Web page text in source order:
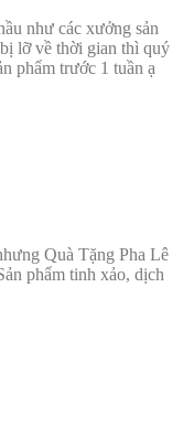
như các xưởng sản
lỡ về thời gian thì quý
phẩm trước 1 tuần ạ
Quà Tặng Pha Lê
phẩm tinh xảo, dịch